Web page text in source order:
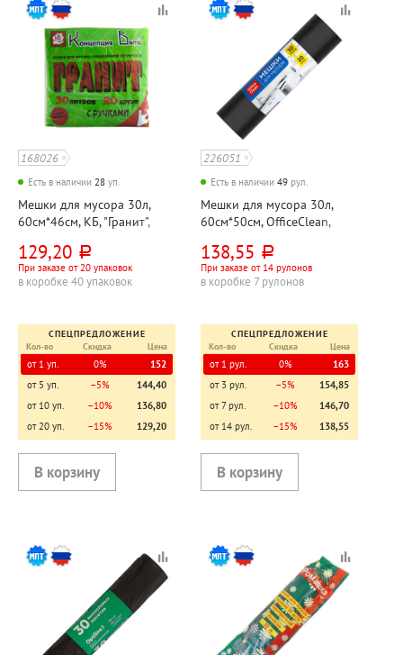
168026
Есть в наличии 28 уп.
Мешки для мусора 30л,
60см*46см, КБ, "Гранит",
рул, с завязками
129,20 руб.
При заказе от 20 упаковок
в коробке 40 упаковок
СПЕЦПРЕДЛОЖЕНИЕ
Кол-во
Скидка Цена
от 1 уп. 0%
152
от 5 уп.
−5%
144,40
от 10 уп.
−10%
136,80
от 20 уп.
−15% 129,20
226051
Есть в наличии 49 рул.
Мешки для мусора 30л,
60см*50см, OfficeClean,
рул, особо прочные
138,55 руб.
При заказе от 14 рулонов
в коробке 7 рулонов
СПЕЦПРЕДЛОЖЕНИЕ
Кол-во
Скидка Цена
от 1 рул. 0%
163
от 3 рул.
−5%
154,85
от 7 рул.
−10%
146,70
от 14 рул.
−15% 138,55